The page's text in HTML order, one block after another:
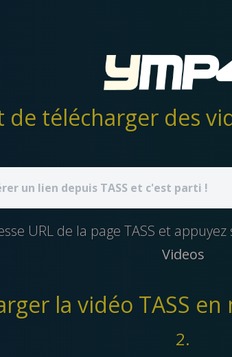
URL de la page TASS et
Videos
la vidéo TASS en
2.